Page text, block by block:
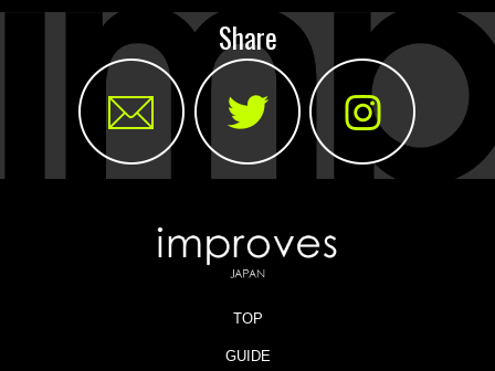
Share
TOP
GUIDE